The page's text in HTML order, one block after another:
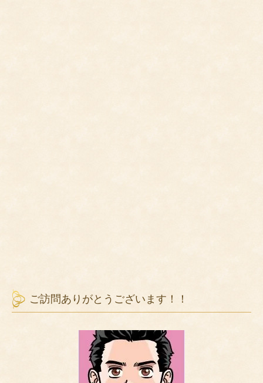
ご訪問ありがとうございます！！